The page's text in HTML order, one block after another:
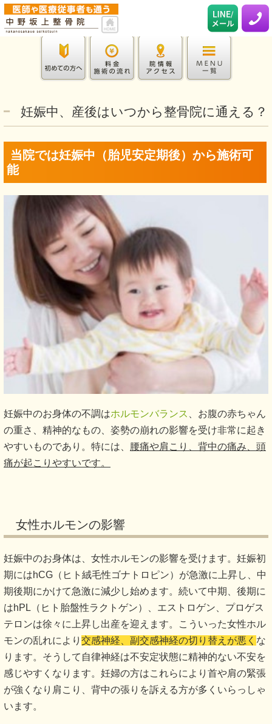
妊娠中、産後はいつから整骨院に通える？
当院では妊娠中（胎児安定期後）から施術可
能
妊娠中のお身体の不調はホルモンバランス
、お腹の赤ちゃん
の重さ、精神的なもの、姿勢の崩れの影響を受け非常に起き
やすいものであり。特には、 腰痛や肩こり、背中の痛み、頭
痛が起こりやすいです。
女性ホルモンの影響
妊娠中のお身体は、女性ホルモンの影響を受けます。妊娠初
期にはhCG（ヒト絨毛性ゴナトロピン）が急激に上昇し、中
期後期にかけて急激に減少し始めます。続いて中期、後期に
はhPL（ヒト胎盤性ラクトゲン）、エストロゲン、プロゲス
テロンは徐々に上昇し出産を迎えます。こういった女性ホル
モンの乱れにより 交感神経、副交感神経の切り替えが悪く な
ります。そうして自律神経は不安定状態に精神的ない不安を
感じやすくなります。妊婦の方はこれらにより首や肩の緊張
が強くなり肩こり、背中の張りを訴える方が多くいらっしゃ
います。